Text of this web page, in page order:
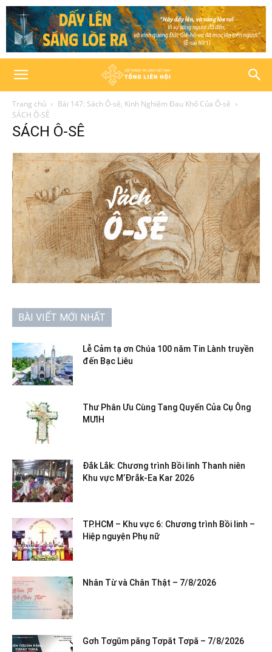
Trang chủ
Bài 147: Sách Ô-sê, Kinh Nghiệm Đau Khổ Của Ô-sê
SÁCH Ô-SÊ
SÁCH Ô-SÊ
BÀI VIẾT MỚI NHẤT
Lễ Cảm tạ ơn Chúa 100 năm Tin Lành truyền
đến Bạc Liêu
Thư Phân Ưu Cùng Tang Quyến Của Cụ Ông
MƯIH
Đắk Lắk: Chương trình Bồi linh Thanh niên
Khu vực M’Đrắk-Ea Kar 2026
TP.HCM – Khu vực 6: Chương trình Bồi linh –
Hiệp nguyện Phụ nữ
Nhân Từ và Chân Thật – 7/8/2026
Gơh Tơgŭm păng Tơpăt Tơpă – 7/8/2026